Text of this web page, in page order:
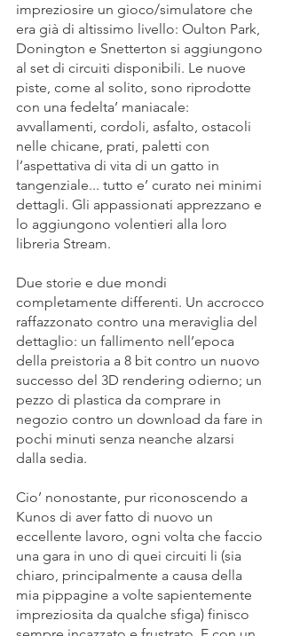
impreziosire un gioco/simulatore che
era già di altissimo livello: Oulton Park,
Donington e Snetterton si aggiungono
al set di circuiti disponibili. Le nuove
piste, come al solito, sono riprodotte
con una fedelta’ maniacale:
avvallamenti, cordoli, asfalto, ostacoli
nelle chicane, prati, paletti con
l’aspettativa di vita di un gatto in
tangenziale... tutto e’ curato nei minimi
dettagli. Gli appassionati apprezzano e
lo aggiungono volentieri alla loro
libreria Stream.
Due storie e due mondi
completamente differenti. Un accrocco
raffazzonato contro una meraviglia del
dettaglio: un fallimento nell’epoca
della preistoria a 8 bit contro un nuovo
successo del 3D rendering odierno; un
pezzo di plastica da comprare in
negozio contro un download da fare in
pochi minuti senza neanche alzarsi
dalla sedia.
Cio’ nonostante, pur riconoscendo a
Kunos di aver fatto di nuovo un
eccellente lavoro, ogni volta che faccio
una gara in uno di quei circuiti li (sia
chiaro, principalmente a causa della
mia pippagine a volte sapientemente
impreziosita da qualche sfiga) finisco